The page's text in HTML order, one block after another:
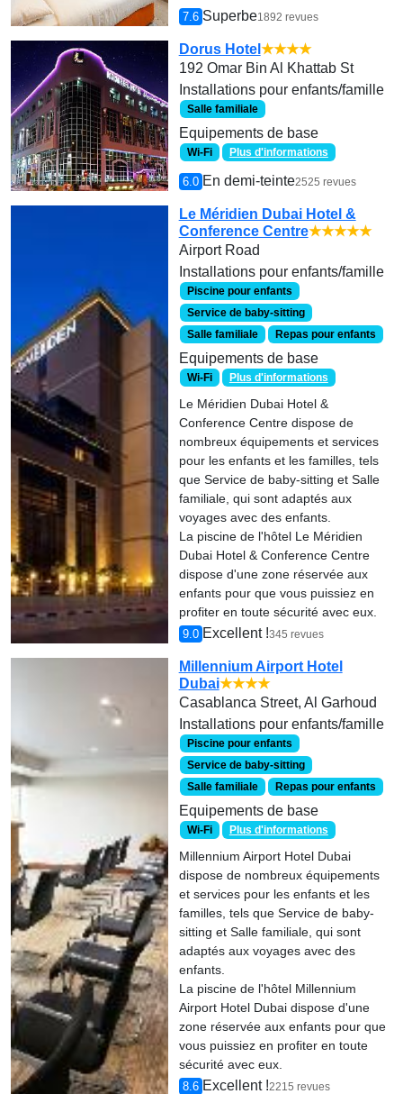
7.6 Superbe1892 revues
Dorus Hotel ★★★★
192 Omar Bin Al Khattab St
Installations pour enfants/famille
Salle familiale
Equipements de base
Wi-Fi Plus d'informations
6.0 En demi-teinte2525 revues
Le Méridien Dubai Hotel &
Conference Centre★★★★★
Airport Road
Installations pour enfants/famille
Piscine pour enfants
Service de baby-sitting
Salle familiale
Repas pour enfants
Equipements de base
Wi-Fi Plus d'informations
Le Méridien Dubai Hotel &
Conference Centre dispose de
nombreux équipements et services
pour les enfants et les familles, tels
que Service de baby-sitting et Salle
familiale, qui sont adaptés aux
voyages avec des enfants.
La piscine de l'hôtel Le Méridien
Dubai Hotel & Conference Centre
dispose d'une zone réservée aux
enfants pour que vous puissiez en
profiter en toute sécurité avec eux.
9.0 Excellent !345 revues
Millennium Airport Hotel
Dubai★★★★
Casablanca Street, Al Garhoud
Installations pour enfants/famille
Piscine pour enfants
Service de baby-sitting
Salle familiale
Repas pour enfants
Equipements de base
Wi-Fi Plus d'informations
Millennium Airport Hotel Dubai
dispose de nombreux équipements
et services pour les enfants et les
familles, tels que Service de baby-
sitting et Salle familiale, qui sont
adaptés aux voyages avec des
enfants.
La piscine de l'hôtel Millennium
Airport Hotel Dubai dispose d'une
zone réservée aux enfants pour que
vous puissiez en profiter en toute
sécurité avec eux.
8.6 Excellent !2215 revues